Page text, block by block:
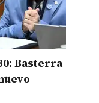
Basterra